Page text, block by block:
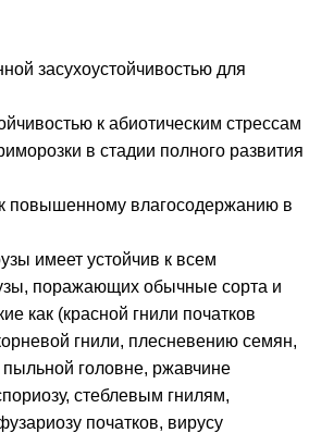
засухоустойчивостью для
к абиотическим стрессам
в стадии полного развития
повышенному влагосодержанию в
имеет устойчив к всем
поражающих обычные сорта и
как (красной гнили початков
гнили, плесневению семян,
пыльной головне, ржавчине
стеблевым гнилям,
початков, вирусу